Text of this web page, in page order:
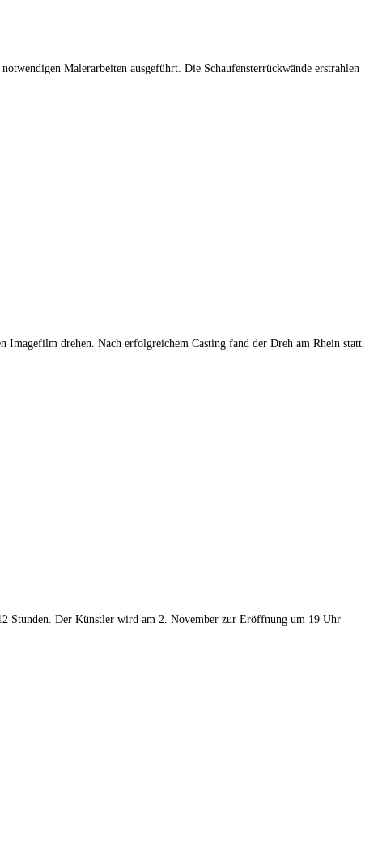
Malerarbeiten ausgeführt. Die Schaufensterrückwände erstrahlen
Imagefilm drehen. Nach erfolgreichem Casting fand der Dreh am Rhein statt.
Stunden. Der Künstler wird am 2. November zur Eröffnung um 19 Uhr